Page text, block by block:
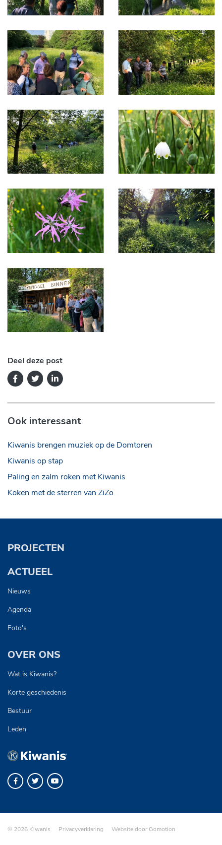
Deel deze post
Ook interessant
Kiwanis brengen muziek op de Domtoren
Kiwanis op stap
Paling en zalm roken met Kiwanis
Koken met de sterren van ZiZo
PROJECTEN
ACTUEEL
Nieuws
Agenda
Foto's
OVER ONS
Wat is Kiwanis?
Korte geschiedenis
Bestuur
Leden
Navigation
© 2026 Kiwanis Privacyverklaring Website door Gomotion